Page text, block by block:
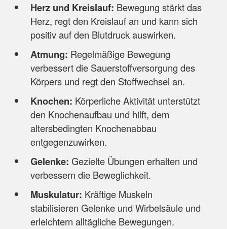
Herz und Kreislauf: Bewegung stärkt das
Herz, regt den Kreislauf an und kann sich
positiv auf den Blutdruck auswirken.
Atmung: Regelmäßige Bewegung
verbessert die Sauerstoffversorgung des
Körpers und regt den Stoffwechsel an.
Knochen: Körperliche Aktivität unterstützt
den Knochenaufbau und hilft, dem
altersbedingten Knochenabbau
entgegenzuwirken.
Gelenke: Gezielte Übungen erhalten und
verbessern die Beweglichkeit.
Muskulatur: Kräftige Muskeln
stabilisieren Gelenke und Wirbelsäule und
erleichtern alltägliche Bewegungen.